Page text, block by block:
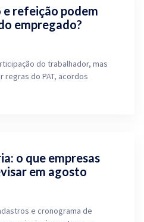
refeição podem
empregado?
do trabalhador, mas
do PAT, acordos
o que empresas
em agosto
e cronograma de